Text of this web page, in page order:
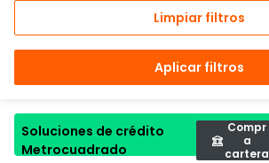
Limpiar filtros
Aplicar filtros
Soluciones de crédito
Metrocuadrado
Compr
a
cartera